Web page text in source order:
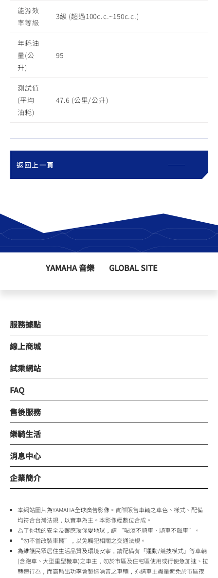
能源效
率等級
3級 (超過100c.c.~150c.c.)
年耗油
量(公
升)
95
測試值
(平均
油耗)
47.6 (公里/公升)
返回上一頁
YAMAHA 音樂 GLOBAL SITE
服務據點
線上商城
試乘網站
FAQ
售後服務
樂騎生活
消息中心
企業簡介
本網站圖片為YAMAHA全球廣告影像。實際販售車輛之車色、樣式、配備
均符合台灣法規，以實車為主。本影像經數位合成。
為了你我的安全及響應環保愛地球，請 “喝酒不騎車、騎車不飆車”。
“勿不當改裝車輛”，以免觸犯相關之交通法規。
為維護民眾居住生活品質及環境安寧，請配備有「運動/競技模式」等車輛
(含跑車、大型重型機車)之車主，勿於市區及住宅區使用或行使急加速、拉
轉速行為，而高輸出功率會製造噪音之車輛，亦請車主盡量避免於市區夜